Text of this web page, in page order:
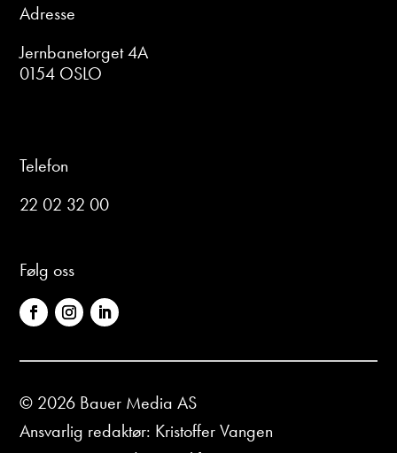
Adresse
Jernbanetorget 4A
0154 OSLO
Telefon
22 02 32 00
Følg oss
© 2026 Bauer Media AS
Ansvarlig redaktør: Kristoffer Vangen